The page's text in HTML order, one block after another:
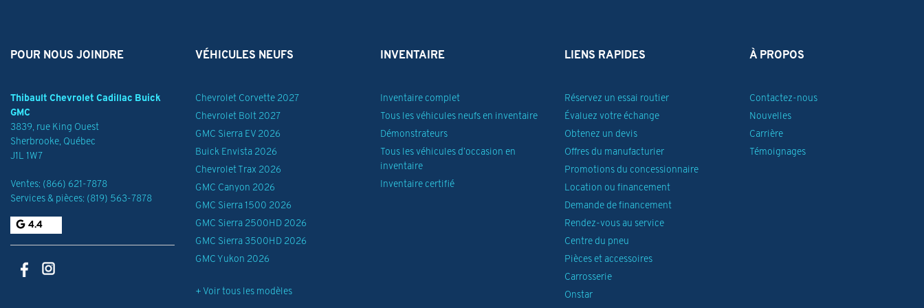
POUR NOUS JOINDRE
Thibault Chevrolet Cadillac Buick
GMC
3839, rue King Ouest
Sherbrooke, Québec
J1L 1W7
Ventes: (866) 621-7878
Services & pièces: (819) 563-7878
4.4
VÉHICULES NEUFS
Chevrolet Corvette 2027
Chevrolet Bolt 2027
GMC Sierra EV 2026
Buick Envista 2026
Chevrolet Trax 2026
GMC Canyon 2026
GMC Sierra 1500 2026
GMC Sierra 2500HD 2026
GMC Sierra 3500HD 2026
GMC Yukon 2026
+ Voir tous les modèles
INVENTAIRE
Inventaire complet
Tous les véhicules neufs en inventaire
Démonstrateurs
Tous les véhicules d’occasion en
inventaire
Inventaire certifié
LIENS RAPIDES
Réservez un essai routier
Évaluez votre échange
Obtenez un devis
Offres du manufacturier
Promotions du concessionnaire
Location ou financement
Demande de financement
Rendez-vous au service
Centre du pneu
Pièces et accessoires
Carrosserie
Onstar
À PROPOS
Contactez-nous
Nouvelles
Carrière
Témoignages